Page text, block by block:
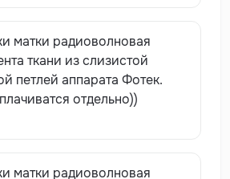
матки радиоволновая
ткани из слизистой
петлей аппарата Фотек.
отдельно))
матки радиоволновая